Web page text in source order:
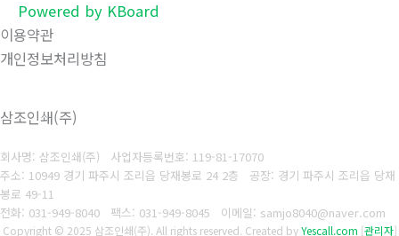
Powered by KBoard
이용약관
개인정보처리방침
삼조인쇄(주)
회사명: 삼조인쇄(주) 사업자등록번호: 119-81-17070
주소: 10949 경기 파주시 조리읍 당재봉로 24 2층 공장: 경기 파주시 조리읍 당재
봉로 49-11
전화: 031-949-8040
팩스: 031-949-8045 이메일: samjo8040@naver.com
Copyright © 2025 삼조인쇄(주). All rights reserved. Created byYescall.com [관리자]